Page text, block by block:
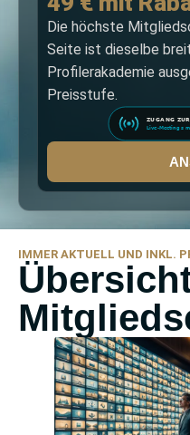
Die höchste
Seite ist dieselbe
Profilerakademie
Preisstufe.
IMMER AKTUELL UND INKL.